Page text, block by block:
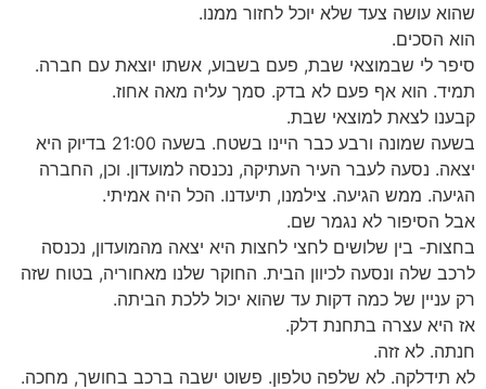
שהוא עושה צעד שלא יוכל לחזור ממנו.
הוא הסכים.
סיפר לי שבמוצאי שבת, פעם בשבוע, אשתו יוצאת עם חברה.
תמיד. הוא אף פעם לא בדק. סמך עליה מאה אחוז.
קבענו לצאת למוצאי שבת.
בשעה שמונה ורבע כבר היינו בשטח. בשעה 21:00 בדיוק היא
יצאה. נסעה לעבר העיר העתיקה, נכנסה למועדון. וכן, החברה
הגיעה. ממש הגיעה. צילמנו, תיעדנו. הכל היה אמיתי.
אבל הסיפור לא נגמר שם.
בחצות- בין שלושים לחצי לחצות היא יצאה מהמועדון, נכנסה
לרכב שלה ונסעה לכיוון הבית. החוקר שלנו מאחוריה, בטוח שזה
רק עניין של כמה דקות עד שהוא יכול ללכת הביתה.
אז היא עצרה בתחנת דלק.
חנתה. לא זזה.
לא תידלקה. לא שלפה טלפון. פשוט ישבה ברכב בחושך, מחכה.